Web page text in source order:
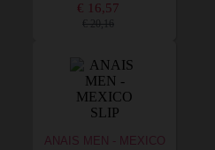
€ 16,57
€ 20,16
ANAIS MEN - MEXICO